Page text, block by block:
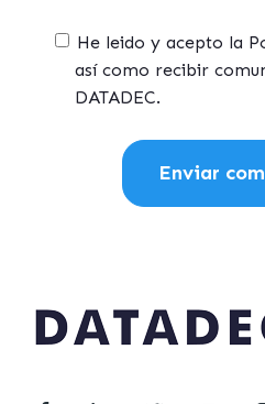
He leido y acepto la
así como recibir
DATADEC.